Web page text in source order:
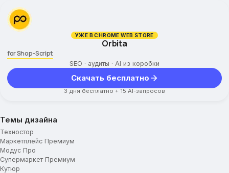
Карточка товара
Отображение меню
Размер большой фотографии
Соц. сети для расшаривания
Ссылки на предыдущий и следующий товар
Вспомогательная всплывающая панель
Описание товара
Дополнительная вкладка (Заголовок)
Дополнительная вкладка (Текст)
Выбор характеристик товара
Отзывы
УЖЕ В CHROME WEB STORE
Orbita
for Shop-Script
SEO · аудиты · AI из коробки
Скачать бесплатно
3 дня бесплатно + 15 AI-запросов
Темы дизайна
Техностор
Маркетплейс Премиум
Модус Про
Супермаркет Премиум
Кутюр